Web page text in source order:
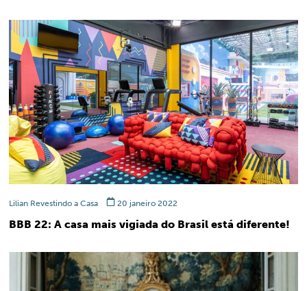
Lilian Revestindo a Casa 20 janeiro 2022
BBB 22: A casa mais vigiada do Brasil está diferente!